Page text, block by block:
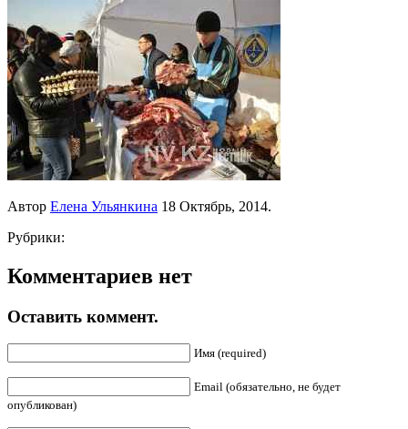
Автор Елена Ульянкина 18 Октябрь, 2014.
Рубрики:
Комментариев нет
Оставить коммент.
Имя (required)
Email (обязательно, не будет
опубликован)